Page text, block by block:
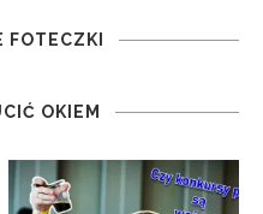
FOTECZKI
OKIEM